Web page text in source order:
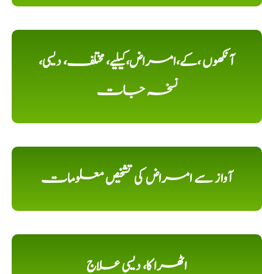
آنکھوں ،کے،امراض،کیلیے، مختلف، دیسی،
نسخہ جات
آواز سے امراض کی تشخیص معلومات
اٹھرا کا، دیسی علاج